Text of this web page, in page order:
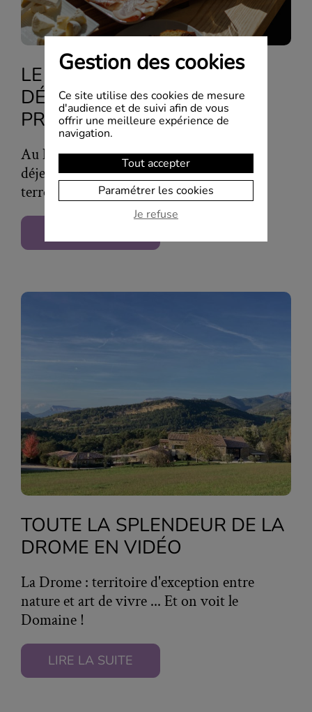
LE MEILLEUR PETIT-
DÉJEUNER DE LA DRÔME
PROVENÇALE
AuDomaine de Chabanne, le petit-
déjeuner est une véritable expérience de
terroir et de convivialité.
TOUTE LA SPLENDEUR DE LA
DROME EN VIDÉO
La Drome : territoire d'exception entre
nature et art de vivre ... Et on voit le
Domaine !
LIRE LA SUITE
Gestion des cookies
Ce site utilise des cookies de mesure
d'audience et de suivi afin de vous
offrir une meilleure expérience de
navigation.
Tout accepter
Paramétrer les cookies
Je refuse